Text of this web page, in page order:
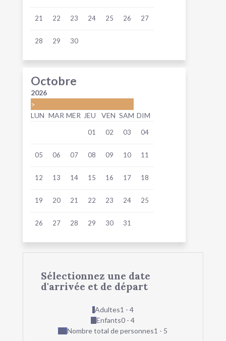
21 22 23 24 25 26 27
28 29 30
Octobre
2026
>
LUN MAR MER JEU VEN SAM DIM
01 02 03 04
05 06 07 08 09 10 11
12 13 14 15 16 17 18
19 20 21 22 23 24 25
26 27 28 29 30 31
Sélectionnez une date
d'arrivée et de départ
Adultes1 - 4
Enfants0 - 4
Nombre total de personnes1 - 5